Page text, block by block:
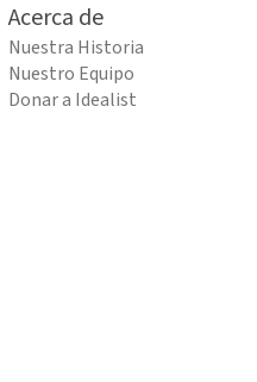
Acerca de
Nuestra Historia
Nuestro Equipo
Donar a Idealist